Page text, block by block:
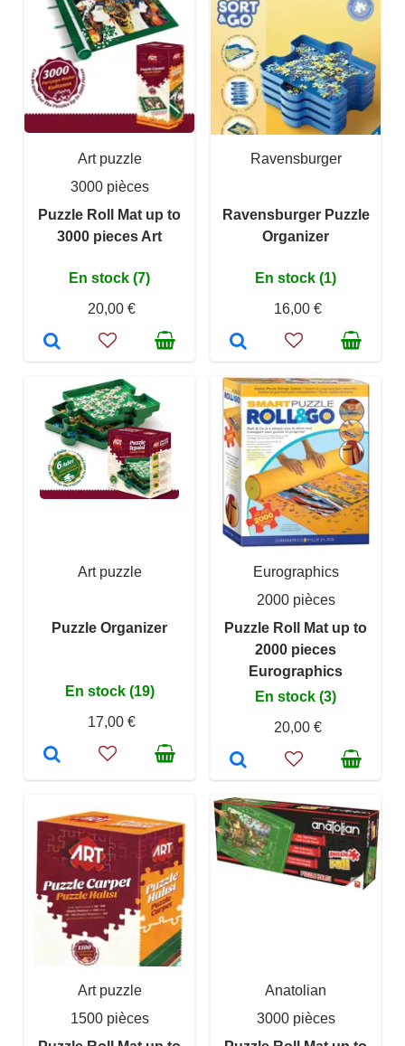
Art puzzle
3000 pièces
Puzzle Roll Mat up to
3000 pieces Art
En stock (7)
20,00 €
Ravensburger
Ravensburger Puzzle
Organizer
En stock (1)
16,00 €
Art puzzle
Puzzle Organizer
En stock (19)
17,00 €
Eurographics
2000 pièces
Puzzle Roll Mat up to
2000 pieces
Eurographics
En stock (3)
20,00 €
Art puzzle
1500 pièces
Anatolian
3000 pièces